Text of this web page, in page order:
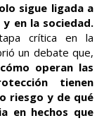
sigue ligada a
en la sociedad.
crítica en la
un debate que,
cómo operan las
tienen
riesgo y de qué
en hechos que